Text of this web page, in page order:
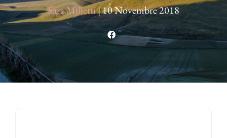
Sara Milletti|10 Novembre 2018